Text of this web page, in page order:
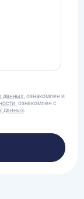
данных, ознакомлен и
, ознакомлен с
данных.